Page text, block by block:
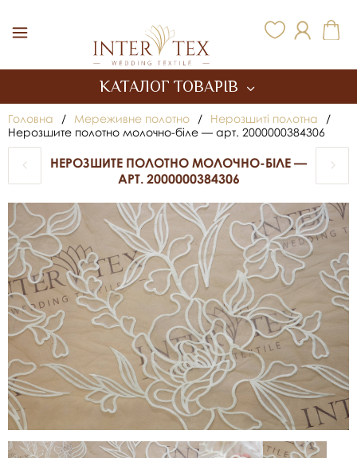
КАТАЛОГ ТОВАРІВ
Головна / Мереживне полотно / Нерозшиті полотна
/
Нерозшите полотно молочно-біле — арт. 2000000384306
НЕРОЗШИТЕ ПОЛОТНО МОЛОЧНО-БІЛЕ —
АРТ. 2000000384306